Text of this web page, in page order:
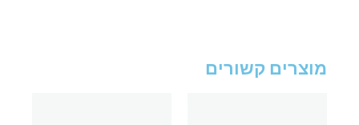
מוצרים קשורים